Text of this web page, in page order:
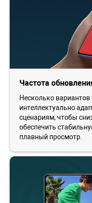
Частота
Несколько
интеллектуально
сценариям, чтобы
обеспечить
плавный просмотр.